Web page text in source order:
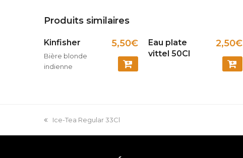
Produits similaires
Kinfisher 5,50€
Bière blonde
indienne
Eau plate
vittel 50Cl
2,50€
Ice-Tea Regular 33Cl